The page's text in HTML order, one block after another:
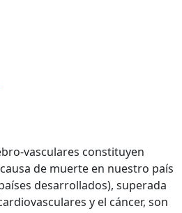
vasculares constituyen
de muerte en nuestro país
desarrollados), superada
y el cáncer, son